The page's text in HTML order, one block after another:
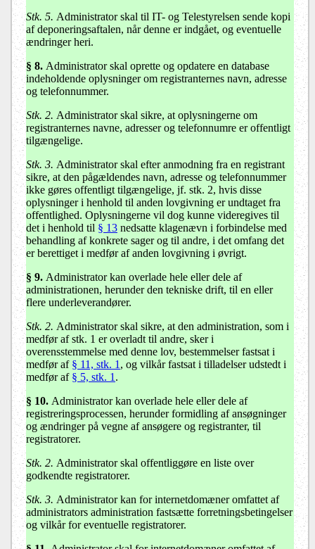
Stk. 5. Administrator skal til IT- og Telestyrelsen sende kopi
af deponeringsaftalen, når denne er indgået, og eventuelle
ændringer heri.
§ 8. Administrator skal oprette og opdatere en database
indeholdende oplysninger om registranternes navn, adresse
og telefonnummer.
Stk. 2. Administrator skal sikre, at oplysningerne om
registranternes navne, adresser og telefonnumre er offentligt
tilgængelige.
Stk. 3. Administrator skal efter anmodning fra en registrant
sikre, at den pågældendes navn, adresse og telefonnummer
ikke gøres offentligt tilgængelige, jf. stk. 2, hvis disse
oplysninger i henhold til anden lovgivning er undtaget fra
offentlighed. Oplysningerne vil dog kunne videregives til
det i henhold til § 13 nedsatte klagenævn i forbindelse med
behandling af konkrete sager og til andre, i det omfang det
er berettiget i medfør af anden lovgivning i øvrigt.
§ 9. Administrator kan overlade hele eller dele af
administrationen, herunder den tekniske drift, til en eller
flere underleverandører.
Stk. 2. Administrator skal sikre, at den administration, som i
medfør af stk. 1 er overladt til andre, sker i
overensstemmelse med denne lov, bestemmelser fastsat i
medfør af § 11, stk. 1 , og vilkår fastsat i tilladelser udstedt i
medfør af § 5, stk. 1 .
§ 10. Administrator kan overlade hele eller dele af
registreringsprocessen, herunder formidling af ansøgninger
og ændringer på vegne af ansøgere og registranter, til
registratorer.
Stk. 2. Administrator skal offentliggøre en liste over
godkendte registratorer.
Stk. 3. Administrator kan for internetdomæner omfattet af
administrators administration fastsætte forretningsbetingelser
og vilkår for eventuelle registratorer.